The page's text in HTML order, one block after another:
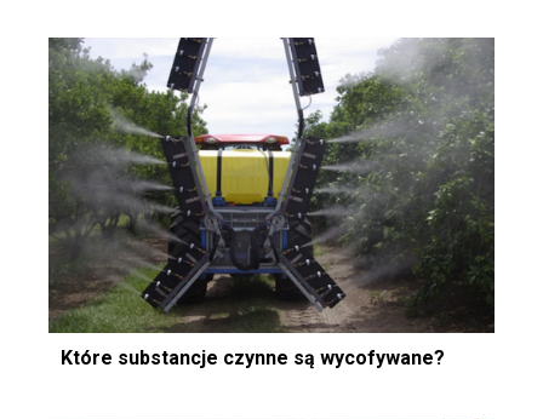
Które substancje czynne są wycofywane?